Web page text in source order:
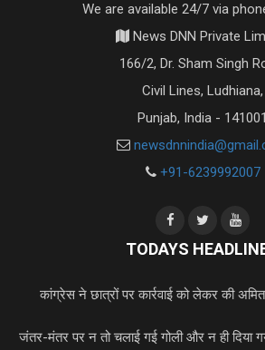
We are available 24/7 via
News DNN Private
166/2, Dr. Sham Singh
Civil Lines, Ludhiana,
Punjab, India - 141001
+91-6239992007
TODAYS
कांग्रेस ने छात्रों पर कार्रवाई को लेकर की
जंतर-मंतर पर न तो चलाई गई गोली और न ही दिया